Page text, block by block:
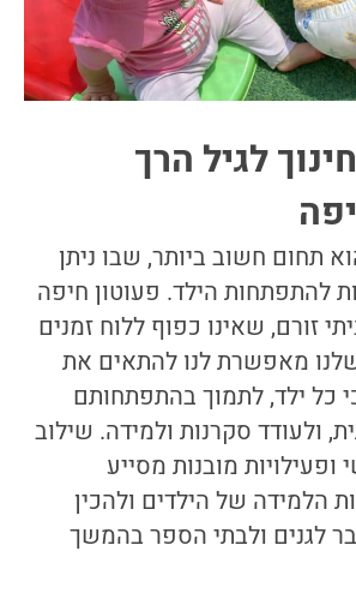
לגיל הרך
תחום חשוב ביותר, שבו ניתן
להתפתחות הילד. פעוטון חיפה
זורם, שאינו כפוף ללוח זמנים
מאפשרת לנו להתאים את
כל ילד, לתמוך בהתפתחותם
ולעודד סקרנות ולמידה. שילוב
מובנות מסייע
הלמידה של הילדים ולהכין
לגנים ולבתי הספר בהמשך